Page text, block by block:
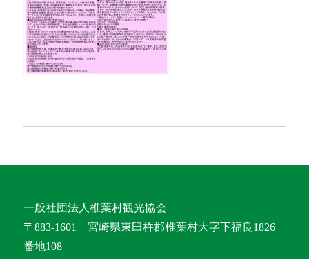
一般社団法人椎葉村観光協会
〒883-1601 宮崎県東臼杵郡椎葉村大字下福良1826
番地108